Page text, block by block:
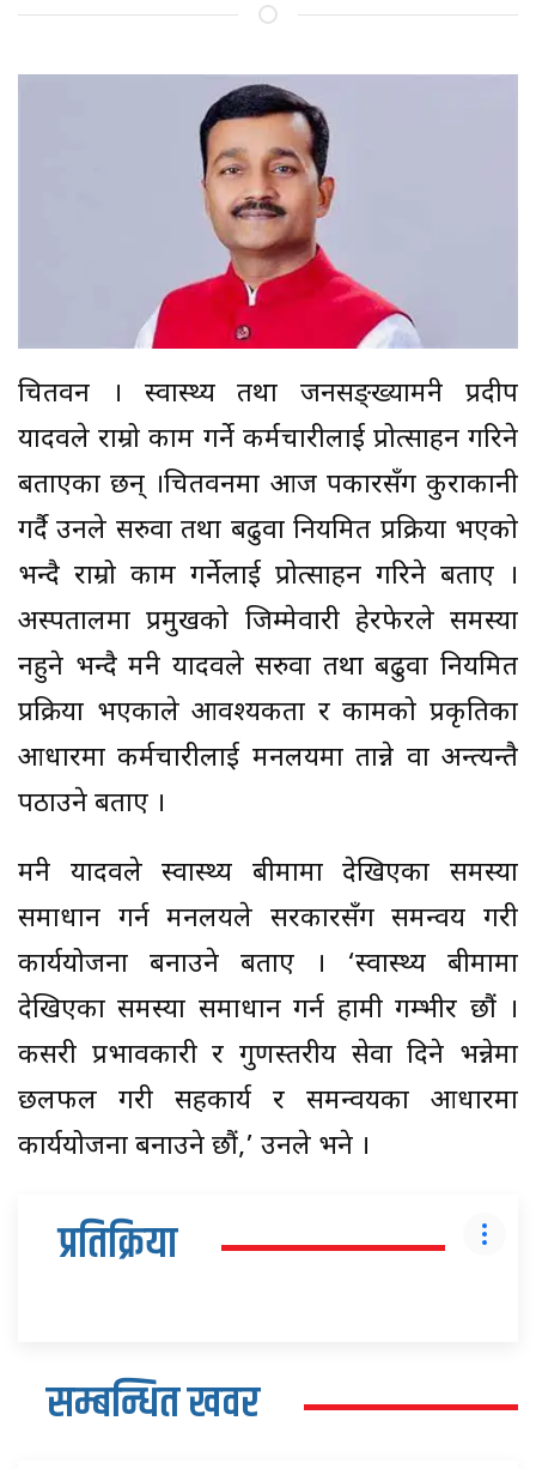
चितवन । स्वास्थ्य तथा जनसङ्ख्यामन्त्री प्रदीप
यादवले राम्रो काम गर्ने कर्मचारीलाई प्रोत्साहन गरिने
बताएका छन् ।चितवनमा आज पत्रकारसँग कुराकानी
गर्दै उनले सरुवा तथा बढुवा नियमित प्रक्रिया भएको
भन्दै राम्रो काम गर्नेलाई प्रोत्साहन गरिने बताए ।
अस्पतालमा प्रमुखको जिम्मेवारी हेरफेरले समस्या
नहुने भन्दै मन्त्री यादवले सरुवा तथा बढुवा नियमित
प्रक्रिया भएकाले आवश्यकता र कामको प्रकृतिका
आधारमा कर्मचारीलाई मन्त्रालयमा तान्ने वा अन्त्यन्तै
पठाउने बताए ।
मन्त्री यादवले स्वास्थ्य बीमामा देखिएका समस्या
समाधान गर्न मन्त्रालयले सरकारसँग समन्वय गरी
कार्ययोजना बनाउने बताए । ‘स्वास्थ्य बीमामा
देखिएका समस्या समाधान गर्न हामी गम्भीर छौं ।
कसरी प्रभावकारी र गुणस्तरीय सेवा दिने भन्नेमा
छलफल गरी सहकार्य र समन्वयका आधारमा
कार्ययोजना बनाउने छौं,’ उनले भने ।
प्रतिक्रिया
सम्बन्धित खवर